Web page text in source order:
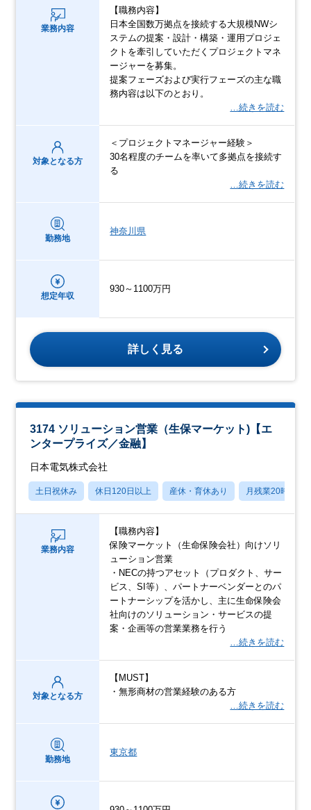
業務内容
【職務内容】
日本全国数万拠点を接続する大規模NWシ
ステムの提案・設計・構築・運用プロジェ
クトを牽引していただくプロジェクトマネ
ージャーを募集。
提案フェーズおよび実行フェーズの主な職
務内容は以下のとおり。
…続きを読む
対象となる方
＜プロジェクトマネージャー経験＞
30名程度のチームを率いて多拠点を接続す
る
…続きを読む
勤務地
神奈川県
想定年収
930～1100万円
詳しく見る
3174 ソリューション営業（生保マーケット)【エ
ンタープライズ／金融】
日本電気株式会社
土日祝休み 休日120日以上 産休・育休あり 月残業20時間以
業務内容
【職務内容】
保険マーケット（生命保険会社）向けソリ
ューション営業
・NECの持つアセット（プロダクト、サー
ビス、SI等）、パートナーベンダーとのパ
ートナーシップを活かし、主に生命保険会
社向けのソリューション・サービスの提
案・企画等の営業業務を行う
…続きを読む
対象となる方
【MUST】
・無形商材の営業経験のある方
…続きを読む
勤務地
東京都